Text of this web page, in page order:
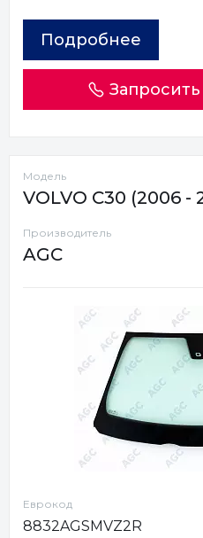
Подробнее
Модель
VOLVO C30 (2006 -
Производитель
AGC
Еврокод
8832AGSMVZ2R